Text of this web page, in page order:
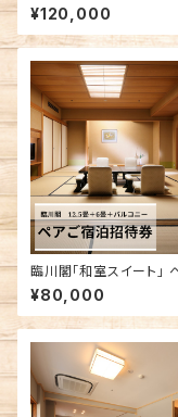
アご宿泊招待券
¥120,000
臨川閣「和室スイート」
泊招待券
¥80,000